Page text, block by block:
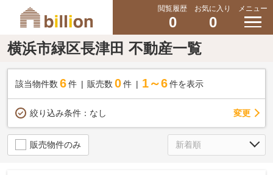
閲覧履歴
0
お気に入り
0
メニュー
横浜市緑区長津田 不動産一覧
該当物件数 6件 販売数 0 件 1～6 件を表示
絞り込み条件： なし 変更
販売物件のみ